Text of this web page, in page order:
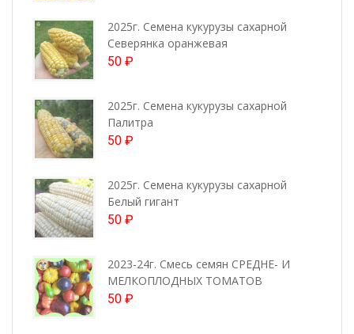
2025г. Семена кукурузы сахарной
Северянка оранжевая
50 ₽
2025г. Семена кукурузы сахарной
Палитра
50 ₽
2025г. Семена кукурузы сахарной
Белый гигант
50 ₽
2023-24г. Смесь семян СРЕДНЕ- И
МЕЛКОПЛОДНЫХ ТОМАТОВ
50 ₽